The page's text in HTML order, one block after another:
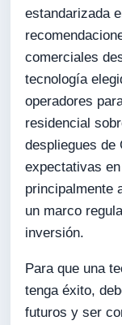
estandarizada
comerciales
tecnología
operadores
residencial
despliegues de
expectativas
principalmente
un marco
inversión.
Para que una
tenga éxito,
futuros y ser